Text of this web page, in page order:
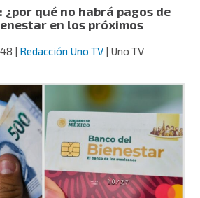
qué no habrá pagos de
en los próximos
Redacción Uno TV | Uno TV
lo